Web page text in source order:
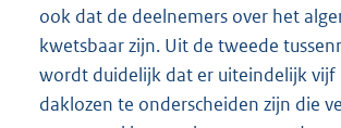
ook dat de deelnemers over het
kwetsbaar zijn. Uit de tweede
wordt duidelijk dat er uiteindelijk vijf
daklozen te onderscheiden zijn die